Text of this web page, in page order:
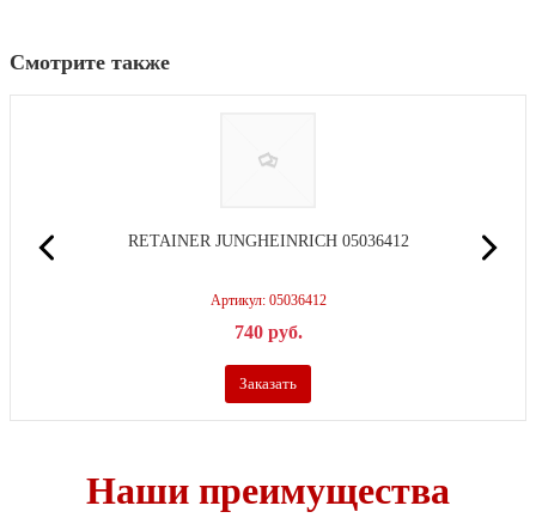
Смотрите также
RETAINER JUNGHEINRICH 05036412
Артикул: 05036412
740 руб.
Заказать
Наши преимущества